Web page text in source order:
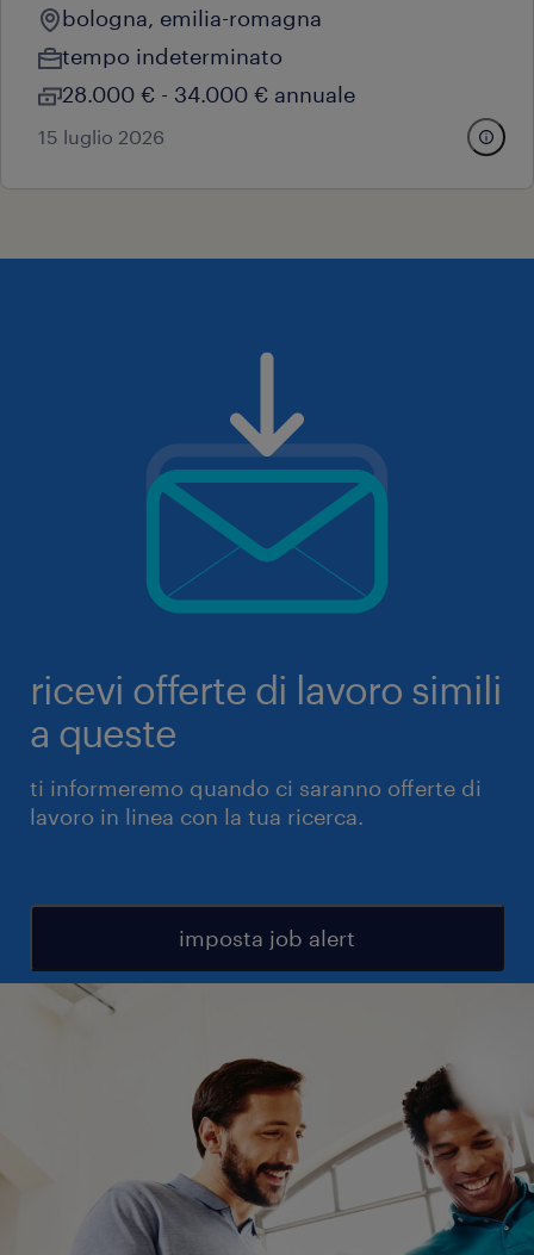
bologna, emilia-romagna
tempo indeterminato
28.000 € - 34.000 € annuale
15 luglio 2026
ricevi offerte di lavoro simili
a queste
ti informeremo quando ci saranno offerte di
lavoro in linea con la tua ricerca.
imposta job alert